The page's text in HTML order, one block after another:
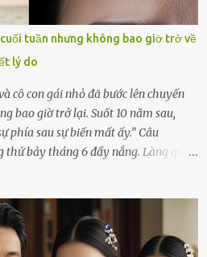
cúng cơm xong, tôi quyết định lên
vẫn như mọi ngày, nhưng có điều gì
thích được. Trong khoảnh khắc tôi
một luồng gió lạ thoáng qua, khiến
kinh...
tuần nhưng không bao giờ trở về
lý do
cô con gái nhỏ đã bước lên chuyến
bao giờ trở lại. Suốt 10 năm sau,
phía sau sự biến mất ấy.” Câu
thứ bảy tháng 6 đầy nắng. Làng quê
một người đàn ông điềm đạm, ít nói,
chuẩn bị hành lý cho chuyến đi biển
“Em ở nhà nghỉ ngơi nhé, anh đưa